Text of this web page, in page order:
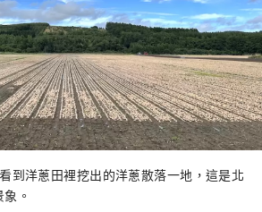
到洋蔥田裡挖出的洋蔥散落一地，這是北
。